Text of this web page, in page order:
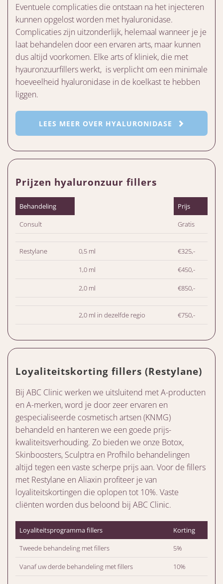
Eventuele complicaties die ontstaan na het injecteren
kunnen opgelost worden met hyaluronidase.
Complicaties zijn uitzonderlijk, helemaal wanneer je je
laat behandelen door een ervaren arts, maar kunnen
dus altijd voorkomen. Elke arts of kliniek, die met
hyauronzuurfillers werkt, is verplicht om een minimale
hoeveelheid hyaluronidase in de koelkast te hebben
liggen.
LEES MEER OVER HYALURONIDASE
Prijzen hyaluronzuur fillers
Behandeling
Prijs
Consult
Gratis
Restylane 0,5 ml €325,-
1,0 ml €450,-
2,0 ml €850,-
2,0 ml in dezelfde regio €750,-
Loyaliteitskorting fillers (Restylane)
Bij ABC Clinic werken we uitsluitend met A-producten
en A-merken, word je door zeer ervaren en
gespecialiseerde cosmetisch artsen (KNMG)
behandeld en hanteren we een goede prijs-
kwaliteitsverhouding. Zo bieden we onze Botox,
Skinboosters, Sculptra en Profhilo behandelingen
altijd tegen een vaste scherpe prijs aan. Voor de fillers
met Restylane en Aliaxin profiteer je van
loyaliteitskortingen die oplopen tot 10%. Vaste
cliënten worden dus beloond bij ABC Clinic.
Loyaliteitsprogramma fillers
Korting
Tweede behandeling met fillers
5%
Vanaf uw derde behandeling met fillers 10%